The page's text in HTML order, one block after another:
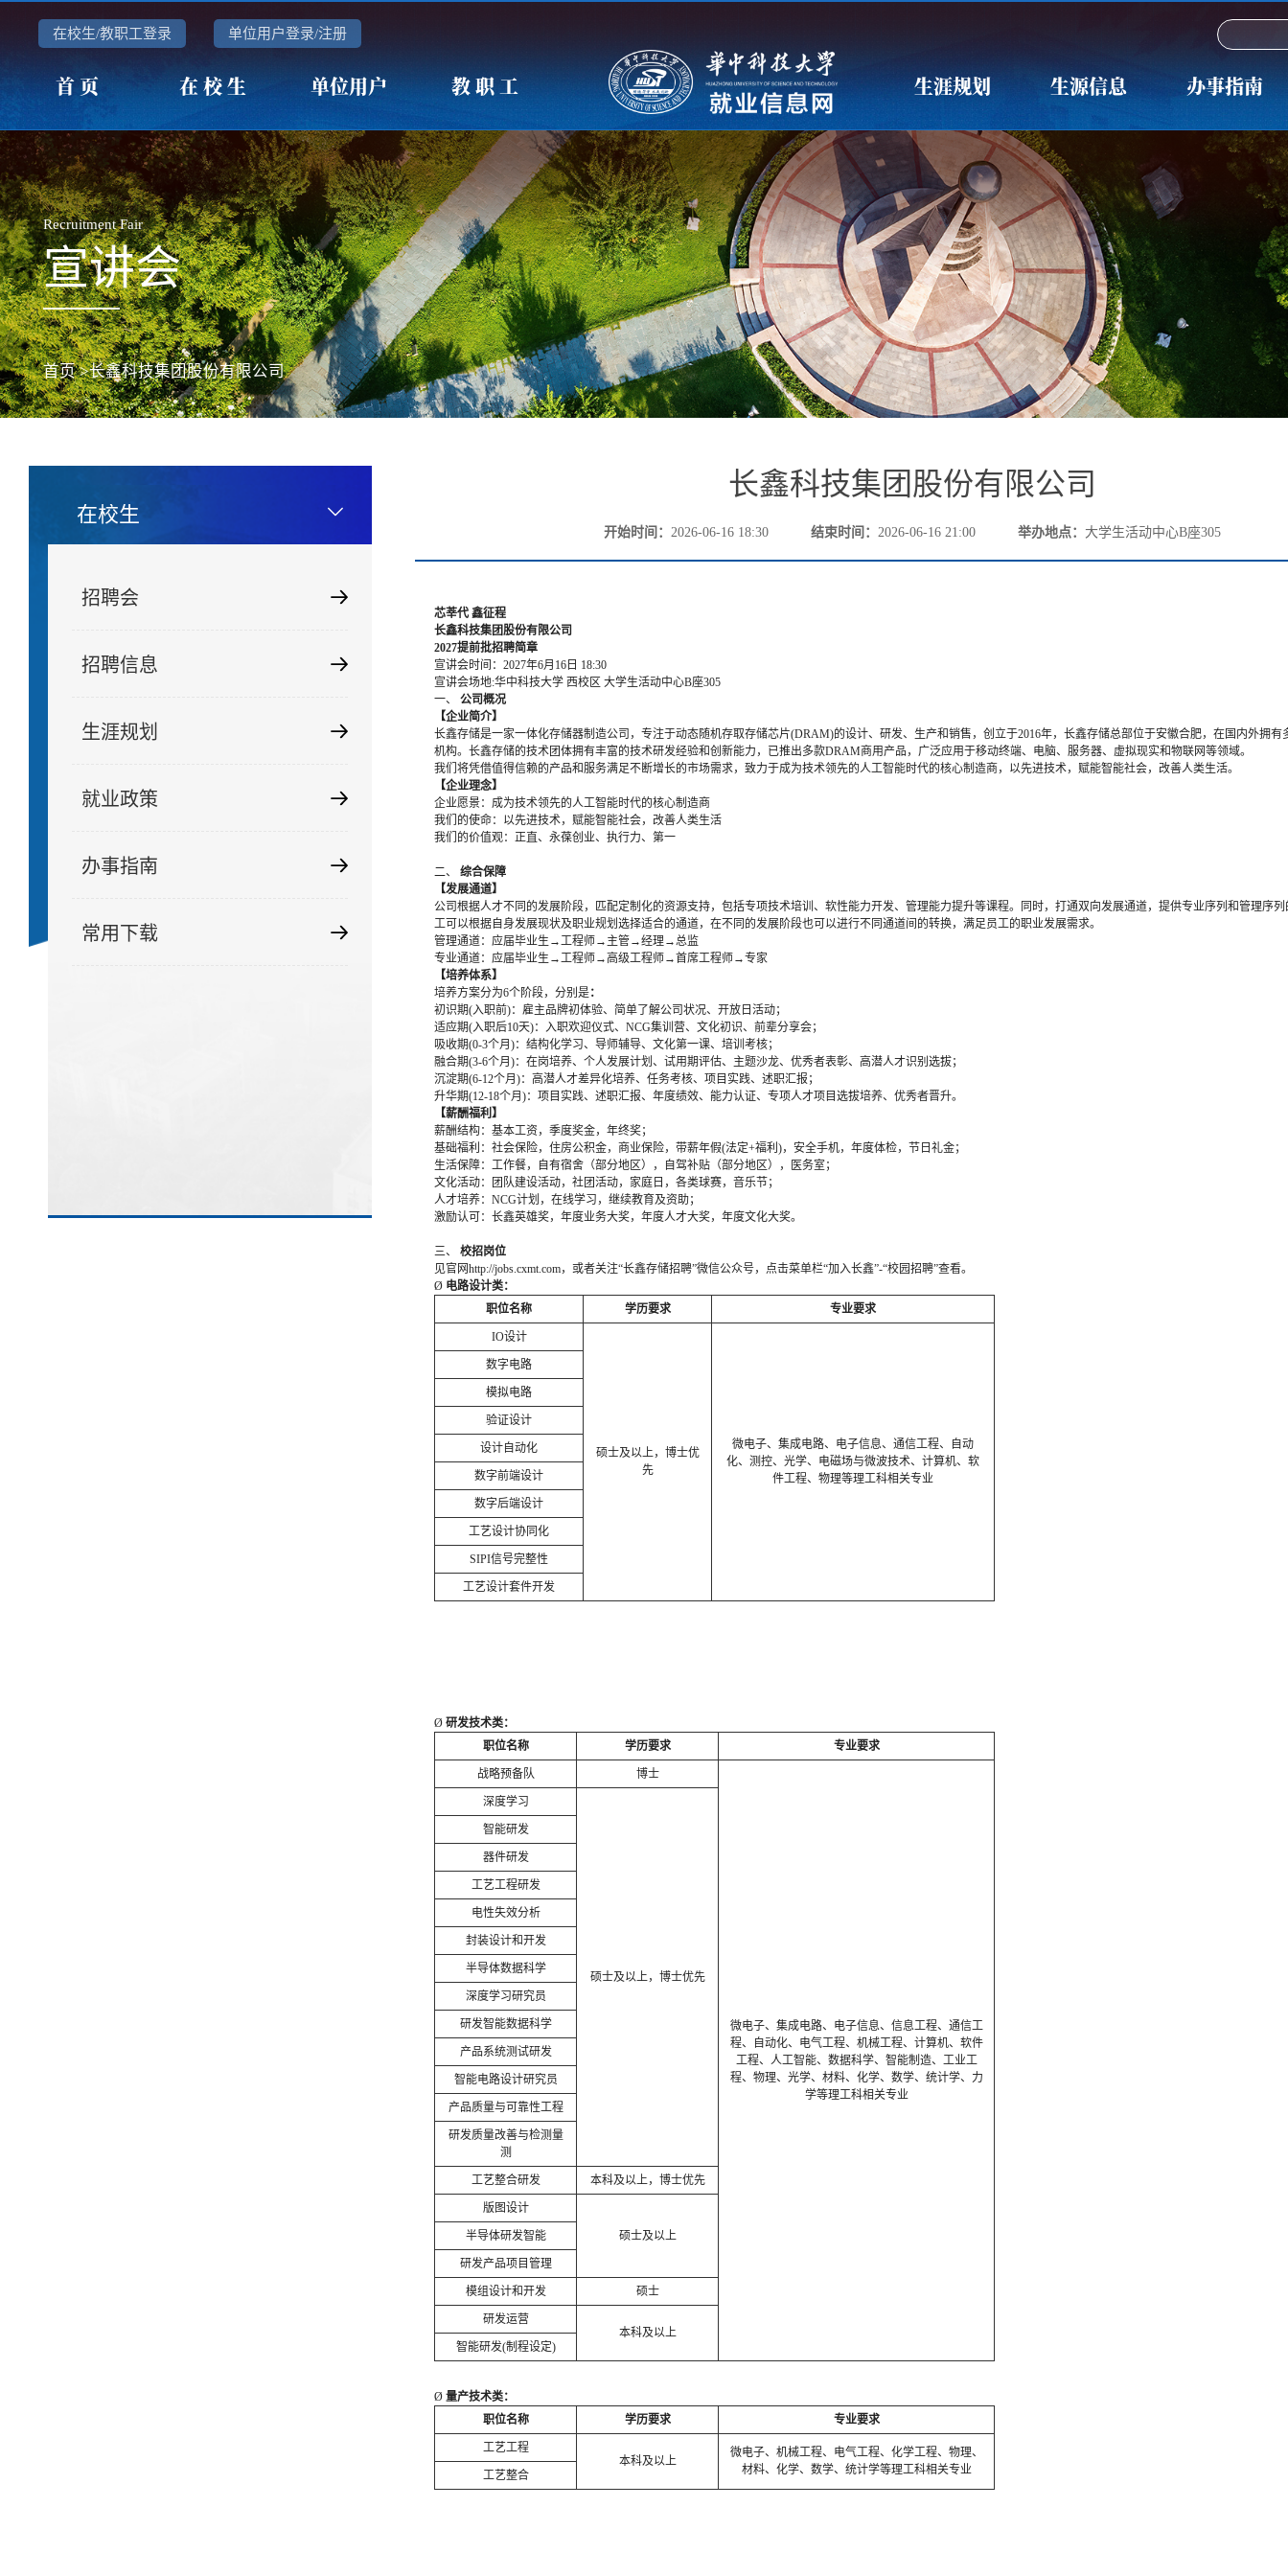
在校生/教职工登录 单位用户登录/注册
首 页 在 校 生 单位用户 教 职 工 生涯规划 生源信息 办事指南
Recruitment Fair
宣讲会
首页>长鑫科技集团股份有限公司
在校生
招聘会
招聘信息
生涯规划
就业政策
办事指南
常用下载
长鑫科技集团股份有限公司
开始时间： 2026-06-16 18:30 结束时间： 2026-06-16 21:00 举办地点： 大学生活动中心B座305
芯莘代 鑫征程
长鑫科技集团股份有限公司
2027提前批招聘简章
宣讲会时间：2027年6月16日 18:30
宣讲会场地:华中科技大学 西校区 大学生活动中心B座305
一、公司概况
【企业简介】
长鑫存储是一家一体化存储器制造公司，专注于动态随机存取存储芯片(DRAM)的设计、研发、生产和销售，创立于2016年，长鑫存储总部位于安徽合肥，在国内外拥有
机构。长鑫存储的技术团体拥有丰富的技术研发经验和创新能力，已推出多款DRAM商用产品，广泛应用于移动终端、电脑、服务器、虚拟现实和物联网等领域。
我们将凭借值得信赖的产品和服务满足不断增长的市场需求，致力于成为技术领先的人工智能时代的核心制造商，以先进技术，赋能智能社会，改善人类生活。
【企业理念】
企业愿景：成为技术领先的人工智能时代的核心制造商
我们的使命： 以先进技术，赋能智能社会，改善人类生活
我们的价值观：正直、永葆创业、执行力、第一
二、综合保障
【发展通道】
公司根据人才不同的发展阶段，匹配定制化的资源支持，包括专项技术培训、软性能力开发、管理能力提升等课程。同时，打通双向发展通道，提供专业序列和管理序
工可以根据自身发展现状及职业规划选择适合的通道，在不同的发展阶段也可以进行不同通道间的转换，满足员工的职业发展需求。
管理通道：应届毕业生→工程师→主管→经理→总监
专业通道：应届毕业生→工程师→高级工程师→首席工程师→专家
【培养体系】
培养方案分为6个阶段，分别是：
初识期(入职前)：雇主品牌初体验、简单了解公司状况、开放日活动；
适应期(入职后10天)：入职欢迎仪式、NCG集训营、文化初识、前辈分享会；
吸收期(0-3个月)：结构化学习、导师辅导、文化第一课、培训考核；
融合期(3-6个月)：在岗培养、个人发展计划、试用期评估、主题沙龙、优秀者表彰、高潜人才识别选拔；
沉淀期(6-12个月)：高潜人才差异化培养、任务考核、项目实践、述职汇报；
升华期(12-18个月)：项目实践、述职汇报、年度绩效、能力认证、专项人才项目选拔培养、优秀者晋升。
【薪酬福利】
薪酬结构：基本工资，季度奖金，年终奖；
基础福利：社会保险，住房公积金，商业保险，带薪年假(法定+福利)，安全手机，年度体检，节日礼金；
生活保障：工作餐，自有宿舍（部分地区），自驾补贴（部分地区），医务室；
文化活动：团队建设活动，社团活动，家庭日，各类球赛，音乐节；
人才培养：NCG计划，在线学习，继续教育及资助；
激励认可：长鑫英雄奖，年度业务大奖，年度人才大奖，年度文化大奖。
三、校招岗位
见官网http://jobs.cxmt.com，或者关注“长鑫存储招聘”微信公众号，点击菜单栏“加入长鑫”-“校园招聘”查看。
Ø 电路设计类：
职位名称
学历要求 专业要求
IO设计
硕士及以上，博士优
先
微电子、集成电路、电子信息、通信工程、自动
化、测控、光学、电磁场与微波技术、计算机、软
件工程、物理等理工科相关专业
数字电路
模拟电路
验证设计
设计自动化
数字前端设计
数字后端设计
工艺设计协同化
SIPI信号完整性
工艺设计套件开发
Ø研发技术类：
职位名称
学历要求 专业要求
战略预备队 博士
微电子、集成电路、电子信息、信息工程、通信工
程、自动化、电气工程、机械工程、计算机、软件
工程、人工智能、数据科学、智能制造、工业工
程、物理、光学、材料、化学、数学、统计学、力
学等理工科相关专业
深度学习
硕士及以上，博士优先
智能研发
器件研发
工艺工程研发
电性失效分析
封装设计和开发
半导体数据科学
深度学习研究员
研发智能数据科学
产品系统测试研发
智能电路设计研究员
产品质量与可靠性工程
研发质量改善与检测量
测
工艺整合研发 本科及以上，博士优先
版图设计
硕士及以上
半导体研发智能
研发产品项目管理
模组设计和开发 硕士
研发运营
本科及以上
智能研发(制程设定)
Ø量产技术类：
职位名称
学历要求 专业要求
工艺工程
本科及以上
微电子、机械工程、电气工程、化学工程、物理、
材料、化学、数学、统计学等理工科相关专业
工艺整合